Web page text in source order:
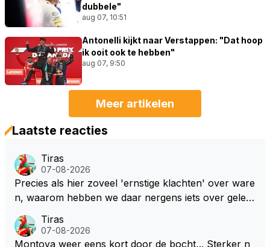
dubbele"
aug 07, 10:51
Antonelli kijkt naar Verstappen: "Dat hoop
ik ooit ook te hebben"
aug 07, 9:50
Meer artikelen
Laatste reacties
Tiras
07-08-2026
Precies als hier zoveel 'ernstige klachten' over ware
n, waarom hebben we daar nergens iets over gelez
Tiras
07-08-2026
Montoya weer eens kort door de bocht,.. Sterker n